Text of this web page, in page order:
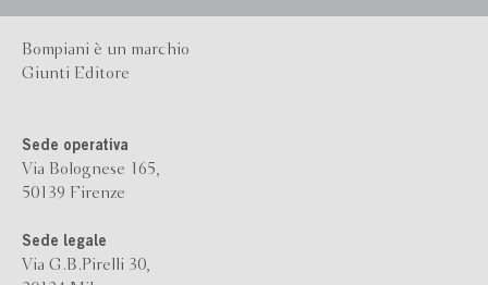
Bompiani è un marchio
Giunti Editore
Sede operativa
Via Bolognese 165,
50139 Firenze
Sede legale
Via G.B.Pirelli 30,